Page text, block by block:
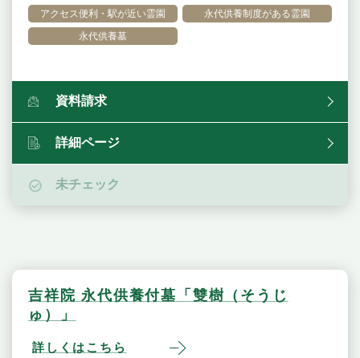
アクセス便利・駅が近い霊園
永代供養制度がある霊園
永代供養墓
資料請求
詳細ページ
未チェック
吉祥院 永代供養付墓「雙樹（そうじ
ゅ）」
詳しくはこちら